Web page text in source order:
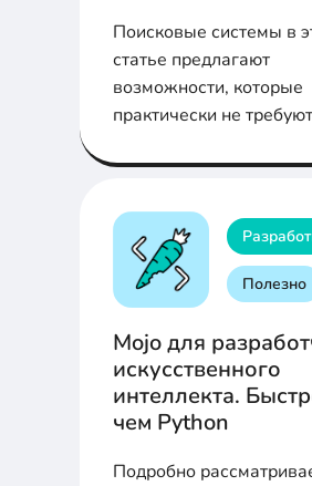
Поисковые системы в
статье предлагают
возможности, которые
практически не
обеспечивают при этом
результат.
Полезно
Mojo для
искусственного
интеллекта.
чем Python
Подробно